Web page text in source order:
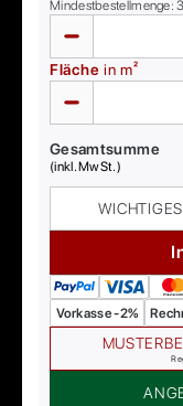
Mindestbestellmenge:3
Fläche in m²
Gesamtsumme
(inkl. MwSt.)
Vorkasse -2%